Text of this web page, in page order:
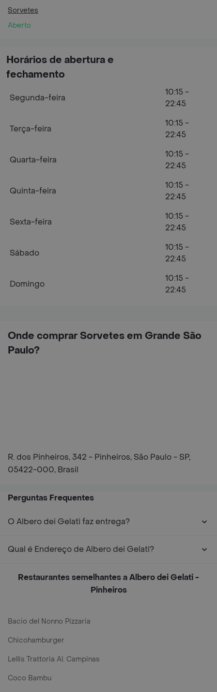
Sorvetes
Aberto
Onde comprar Sorvetes em Grande São
Paulo?
R. dos Pinheiros, 342 - Pinheiros, São Paulo - SP,
05422-000, Brasil
Horários de abertura e
fechamento
Segunda-feira
10:15 -
22:45
Terça-feira
10:15 -
22:45
Quarta-feira
10:15 -
22:45
Quinta-feira
10:15 -
22:45
Sexta-feira
10:15 -
22:45
Sábado
10:15 -
22:45
Domingo
10:15 -
22:45
Perguntas Frequentes
O Albero dei Gelati faz entrega?
Qual é Endereço de Albero dei Gelati?
Restaurantes semelhantes a Albero dei Gelati -
Pinheiros
Bacio del Nonno Pizzaria
Chicohamburger
Lellis Trattoria Al. Campinas
Coco Bambu